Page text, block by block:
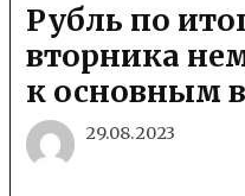
Рубль по
вторника
к основным
29.08.2023